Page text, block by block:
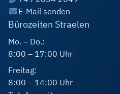
E-Mail senden
Bürozeiten Straelen
Mo. – Do.:
8:00 – 17:00 Uhr
Freitag:
8:00 – 14:00 Uhr